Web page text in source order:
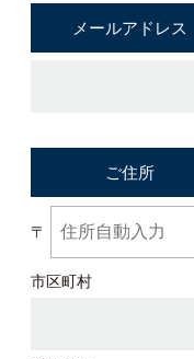
メールアドレス
ご住所
〒
市区町村